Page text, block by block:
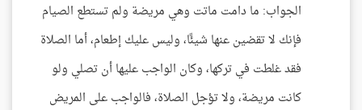
الجواب: ما دامت ماتت وهي مريضة ولم تستطع الصيام
فإنك لا تقضين عنها شيئًا، وليس عليك إطعام، أما الصلاة
فقد غلطت في تركها، وكان الواجب عليها أن تصلي ولو
كانت مريضة، ولا تؤجل الصلاة، فالواجب على المريض